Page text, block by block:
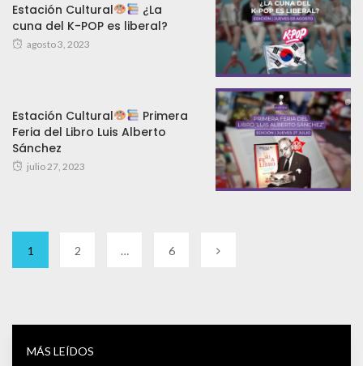
Estación Cultural
¿La
cuna del K-POP es liberal?
agosto 3, 2023
Estación Cultural
Primera
Feria del Libro Luis Alberto
Sánchez
julio 27, 2023
1 2 … 6
MÁS LEÍDOS